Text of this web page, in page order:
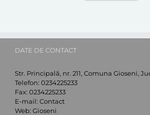
DATE DE CONTACT
Str. Principală, nr. 211, Comuna Gioseni,
Telefon: 0234225233
Fax: 0234225233
E-mail: Contact
Web: Gioseni